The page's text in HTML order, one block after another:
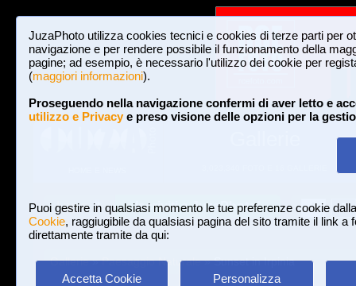
JuzaPhoto utilizza cookies tecnici e cookies di terze parti per
navigazione e per rendere possibile il funzionamento della
pagine; ad esempio, è necessario l'utilizzo dei cookie per
(maggiori informazioni).
Proseguendo nella navigazione confermi di aver letto e
utilizzo e Privacye preso visione delle opzioni per la
Puoi gestire in qualsiasi momento le tue preferenze cookie
Cookie, raggiugibile da qualsiasi pagina del sito tramite il link a
direttamente tramite da qui:
Accetta Cookie Personalizza
Login Iscriviti a JuzaPhoto! A A
Gallerie»Paesaggio Naturale» Sunset in Irpinia